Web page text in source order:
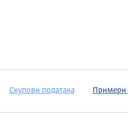
Скупови података Примери